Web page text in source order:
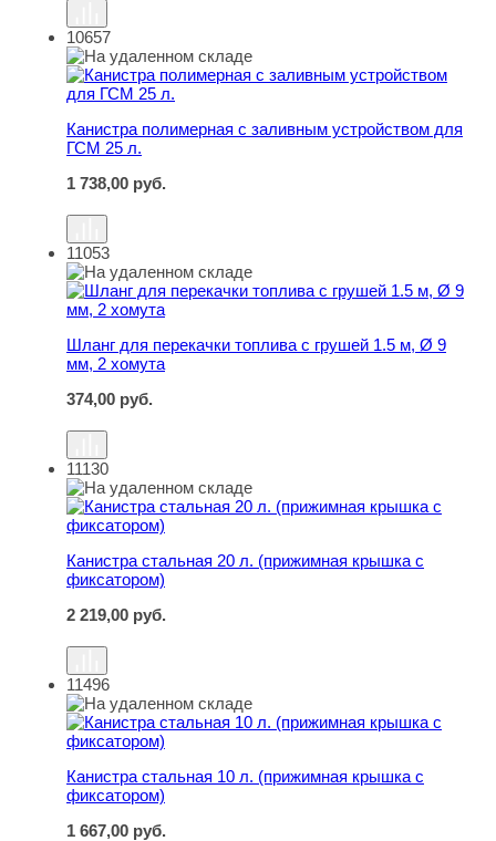
Канистра полимерная с заливным устройством для
10657
Канистра полимерная с заливным устройством для
ГСМ 25 л.
1 738,00 руб.
Шланг для перекачки топлива с грушей 1.5 м, Ø 9 мм, 2
11053
Шланг для перекачки топлива с грушей 1.5 м, Ø 9
мм, 2 хомута
374,00 руб.
Канистра стальная 20 л. (прижимная крышка с
11130
Канистра стальная 20 л. (прижимная крышка с
фиксатором)
2 219,00 руб.
Канистра стальная 10 л. (прижимная крышка с
11496
Канистра стальная 10 л. (прижимная крышка с
фиксатором)
1 667,00 руб.